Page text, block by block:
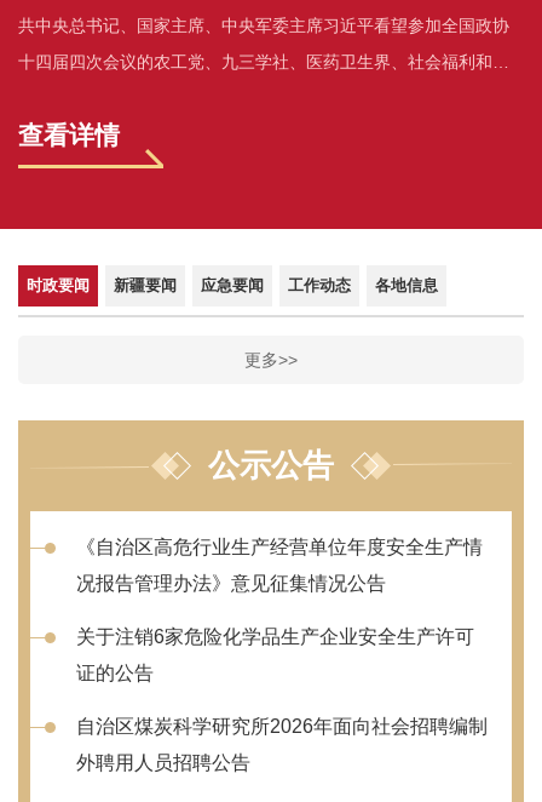
共中央总书记、国家主席、中央军委主席习近平看望参加全国政协
十四届四次会议的农工党、九三学社、医药卫生界、社会福利和社
驰/摄第...
查看详情
时政要闻 新疆要闻 应急要闻 工作动态 各地信息
更多>>
公示公告
《自治区高危行业生产经营单位年度安全生产情
况报告管理办法》意见征集情况公告
关于注销6家危险化学品生产企业安全生产许可
证的公告
自治区煤炭科学研究所2026年面向社会招聘编制
外聘用人员招聘公告